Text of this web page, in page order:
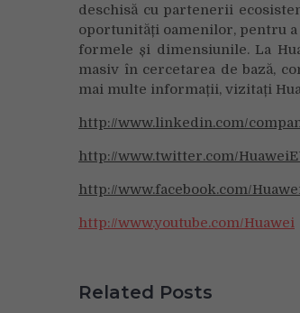
deschisă cu partenerii
oportunități oamenilor, pentru
formele și dimensiunile. La
masiv în cercetarea de bază,
mai multe informații, vizitați
http://www.linkedin.com/
http://www.twitter.com/
http://www.facebook.com/
http://www.youtube.com/Huawei
Related Posts